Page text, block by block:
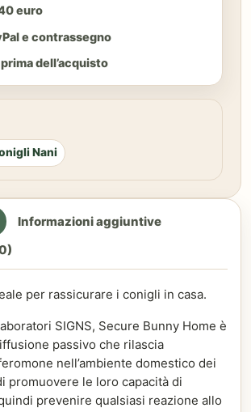
euro
e contrassegno
dell’acquisto
Nani
Informazioni aggiuntive
per rassicurare i conigli in casa.
SIGNS, Secure Bunny Home è
passivo che rilascia
nell’ambiente domestico dei
promuovere le loro capacità di
prevenire qualsiasi reazione allo